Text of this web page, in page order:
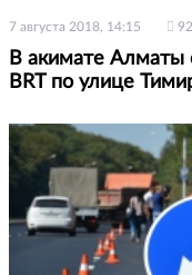
7 августа 2018, 14:15
В акимате Алматы
BRT по улице